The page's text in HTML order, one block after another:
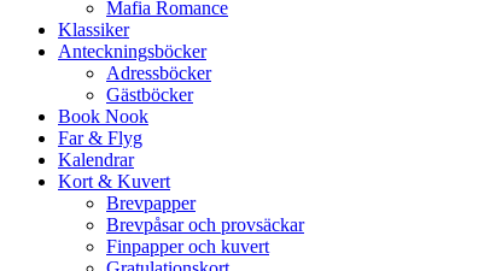
Mafia Romance
Klassiker
Anteckningsböcker
Adressböcker
Gästböcker
Book Nook
Far & Flyg
Kalendrar
Kort & Kuvert
Brevpapper
Brevpåsar och provsäckar
Finpapper och kuvert